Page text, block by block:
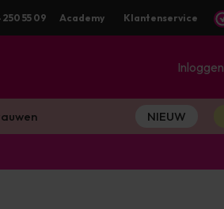
250 55 09 Academy Klantenservice
Inloggen
NIEUW